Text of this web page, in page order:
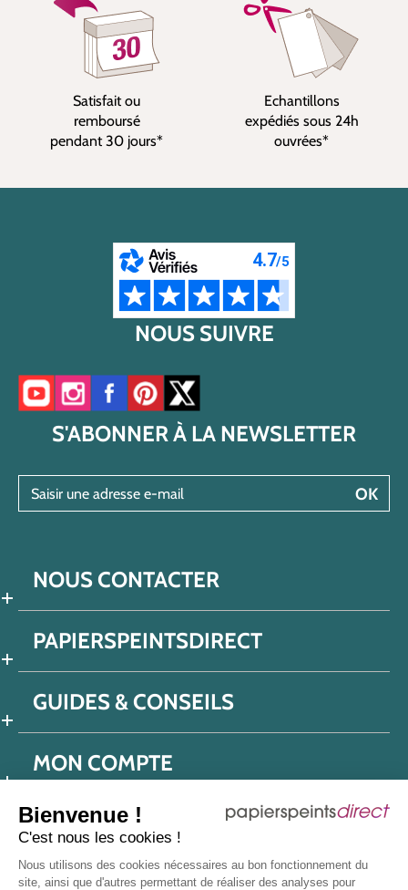
Bienvenue !
C'est nous les cookies !
Nous utilisons des cookies nécessaires au bon fonctionnement du
site, ainsi que d'autres permettant de réaliser des analyses pour
Satisfait ou
remboursé
pendant 30 jours*
Echantillons
expédiés sous 24h
ouvrées*
NOUS SUIVRE
Accéder à notre chaîne YouTube
Accéder à notre compte Instagram
Accéder à notre page Facebook
Accéder à notre compte Pinterest
Accéder à notre compte Twitter/X
S'ABONNER À LA NEWSLETTER
OK
NOUS CONTACTER
PAPIERSPEINTSDIRECT
GUIDES & CONSEILS
MON COMPTE
Politique de confidentialité
Mentions légales